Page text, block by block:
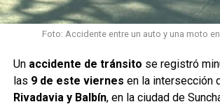
Foto: Accidente entre un auto y una moto
Un accidente de tránsito se registró
las 9 de este viernes en la intersección
Rivadavia y Balbín, en la ciudad de